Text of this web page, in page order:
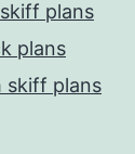
plans
plans
skiff plans